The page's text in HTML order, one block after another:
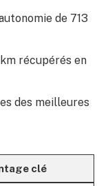
de 713
récupérés en
des meilleures
clé